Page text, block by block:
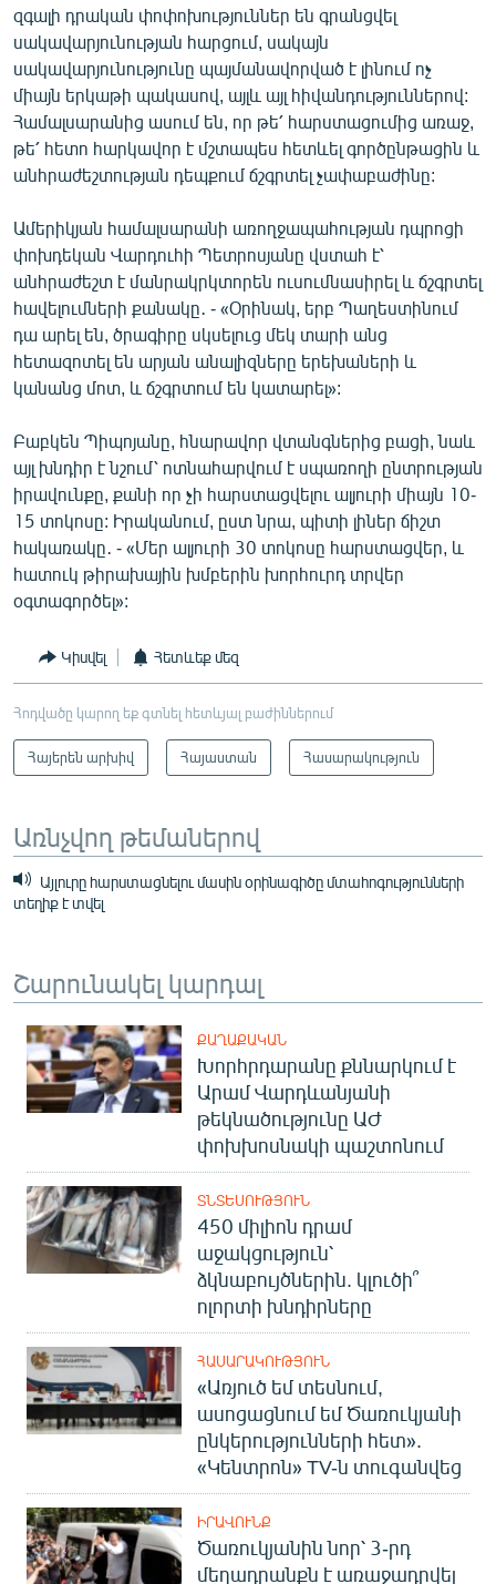
զգալի դրական փոփոխություններ են գրանցվել
սակավարյունության հարցում, սակայն
սակավարյունությունը պայմանավորված է լինում ոչ
միայն երկաթի պակասով, այլև այլ հիվանդություններով:
Համալսարանից ասում են, որ թե՛ հարստացումից առաջ,
թե՛ հետո հարկավոր է մշտապես հետևել գործընթացին և
անհրաժեշտության դեպքում ճշգրտել չափաբաժինը:
Ամերիկյան համալսարանի առողջապահության դպրոցի
փոխդեկան Վարդուհի Պետրոսյանը վստահ է՝
անհրաժեշտ է մանրակրկտորեն ուսումնասիրել և ճշգրտել
հավելումների քանակը․ - «Օրինակ, երբ Պաղեստինում
դա արել են, ծրագիրը սկսելուց մեկ տարի անց
հետազոտել են արյան անալիզները երեխաների և
կանանց մոտ, և ճշգրտում են կատարել»:
Բաբկեն Պիպոյանը, հնարավոր վտանգներից բացի, նաև
այլ խնդիր է նշում՝ ոտնահարվում է սպառողի ընտրության
իրավունքը, քանի որ չի հարստացվելու ալյուրի միայն 10-
15 տոկոսը: Իրականում, ըստ նրա, պիտի լիներ ճիշտ
հակառակը․ - «Մեր ալյուրի 30 տոկոսը հարստացվեր, և
հատուկ թիրախային խմբերին խորհուրդ տրվեր
օգտագործել»:
Կիսվել Հետևեք մեզ
Հոդվածը կարող եք գտնել հետևյալ բաժիններում
Հայերեն արխիվ Հայաստան Հասարակություն
Առնչվող թեմաներով
Այլուրը հարստացնելու մասին օրինագիծը մտահոգությունների
տեղիք է տվել
Շարունակել կարդալ
ՔԱՂԱՔԱԿԱՆ
Խորհրդարանը քննարկում է
Արամ Վարդևանյանի
թեկնածությունը ԱԺ
փոխխոսնակի պաշտոնում
ՏՆՏԵՍՈՒԹՅՈՒՆ
450 միլիոն դրամ
աջակցություն՝
ձկնաբույծներին. կլուծի՞
ոլորտի խնդիրները
ՀԱՍԱՐԱԿՈՒԹՅՈՒՆ
«Առյուծ եմ տեսնում,
ասոցացնում եմ Ծառուկյանի
ընկերությունների հետ».
«Կենտրոն» TV-ն տուգանվեց
ԻՐԱՎՈՒՆՔ
Ծառուկյանին նոր՝ 3-րդ
մեղադրանքն է առաջադրվել